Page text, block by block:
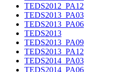
TEDS2012_PA12
TEDS2013_PA03
TEDS2013_PA06
TEDS2013
TEDS2013_PA09
TEDS2013_PA12
TEDS2014_PA03
TEDS2014_PA06